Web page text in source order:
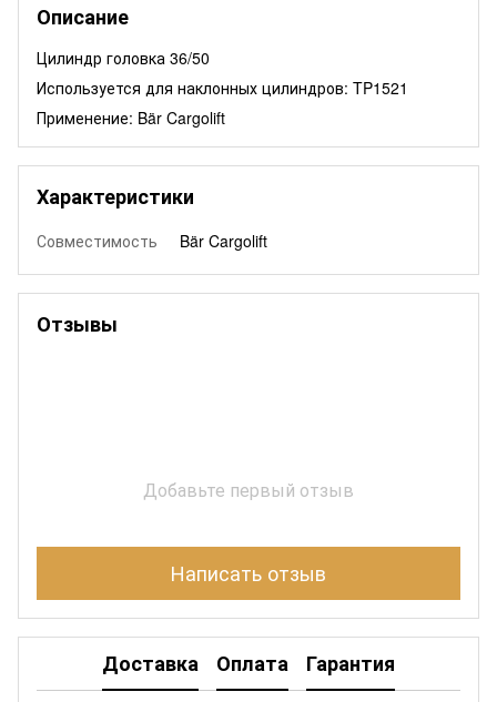
Описание
Цилиндр головка 36/50
Используется для наклонных цилиндров: TP1521
Применение: Bär Cargolift
Характеристики
Совместимость Bär Cargolift
Отзывы
Добавьте первый отзыв
Написать отзыв
Доставка Оплата Гарантия